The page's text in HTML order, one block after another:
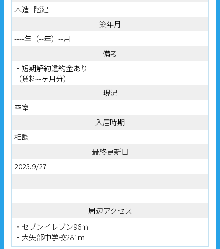
木造--階建
築年月
----年（--年）--月
備考
・短期解約違約金あり
（賃料--ヶ月分）
現況
空室
入居時期
相談
最終更新日
2025.9/27
周辺アクセス
・セブンイレブン96ｍ
・大矢部中学校281ｍ